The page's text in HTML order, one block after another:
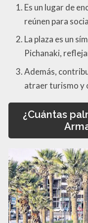
Es un lugar de
reúnen para
La plaza es un
Pichanaki,
Además,
atraer turismo y
¿Cuántas